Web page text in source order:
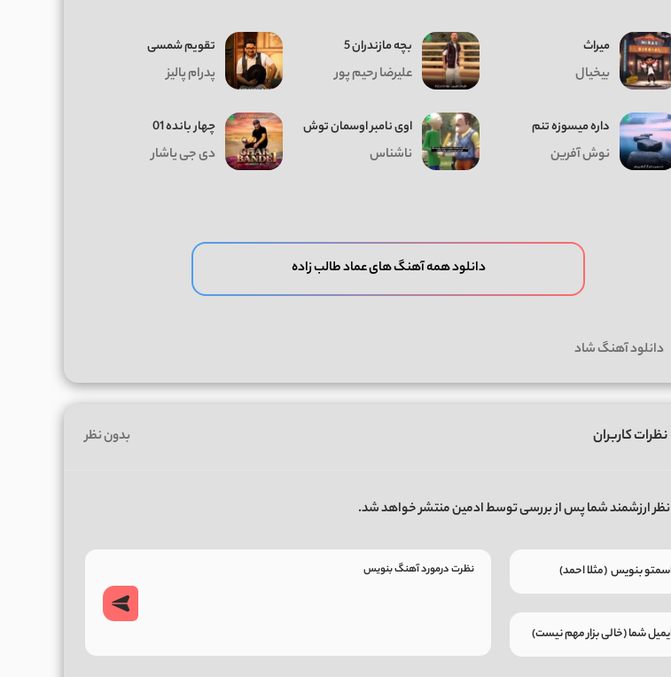
میراث
بیخیال
بچه مازندران 5
علیرضا رحیم پور
تقویم شمسی
پدرام پالیز
داره میسوزه تنم
نوش آفرین
اوی نامبر اوسمان توش
ناشناس
چهار بانده 01
دی جی یاشار
دانلود همه آهنگ های عماد طالب زاده
دانلود آهنگ شاد
نظرات کاربران بدون نظر
نظر ارزشمند شما پس از بررسی توسط ادمین منتشر خواهد شد.